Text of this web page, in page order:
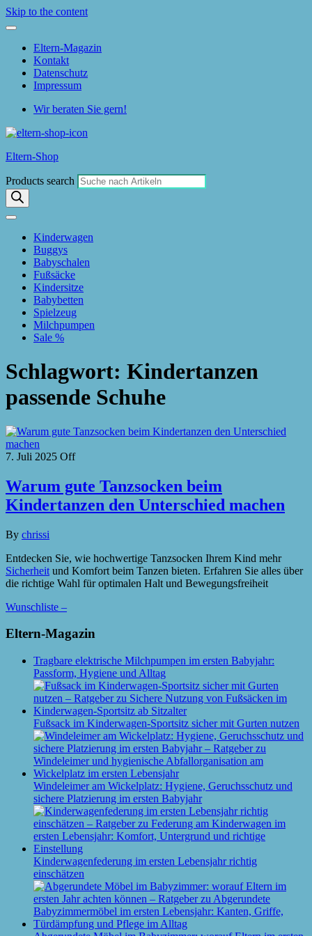
Skip to the content
Eltern-Magazin
Kontakt
Datenschutz
Impressum
Wir beraten Sie gern!
Eltern-Shop
Products search
Kinderwagen
Buggys
Babyschalen
Fußsäcke
Kindersitze
Babybetten
Spielzeug
Milchpumpen
Sale %
Schlagwort: Kindertanzen
passende Schuhe
7. Juli 2025 Off
Warum gute Tanzsocken beim
Kindertanzen den Unterschied machen
By chrissi
Entdecken Sie, wie hochwertige Tanzsocken Ihrem Kind mehr
Sicherheit und Komfort beim Tanzen bieten. Erfahren Sie alles über
die richtige Wahl für optimalen Halt und Bewegungsfreiheit
Wunschliste –
Eltern-Magazin
Tragbare elektrische Milchpumpen im ersten Babyjahr:
Passform, Hygiene und Alltag
Fußsack im Kinderwagen-Sportsitz sicher mit Gurten nutzen
Windeleimer am Wickelplatz: Hygiene, Geruchsschutz und
sichere Platzierung im ersten Babyjahr
Kinderwagenfederung im ersten Lebensjahr richtig
einschätzen